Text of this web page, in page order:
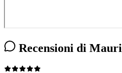
Recensioni di